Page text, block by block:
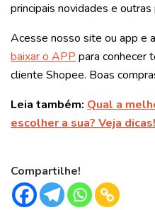
principais novidades e
Acesse nosso site ou app e
baixar o APP para conhecer
cliente Shopee. Boas
Leia também: Qual a
escolher a sua? Veja dicas!
Compartilhe!